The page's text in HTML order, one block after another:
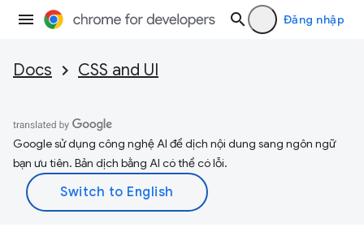
Đăng nhập
Docs CSS and UI
Google sử dụng công nghệ AI để dịch nội dung sang ngôn ngữ
bạn ưu tiên. Bản dịch bằng AI có thể có lỗi.